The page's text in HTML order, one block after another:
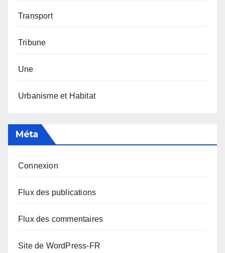
Transport
Tribune
Une
Urbanisme et Habitat
Méta
Connexion
Flux des publications
Flux des commentaires
Site de WordPress-FR